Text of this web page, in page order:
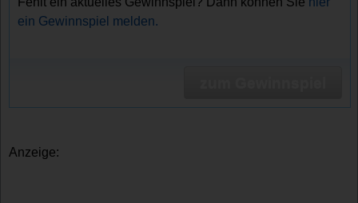
ein Gewinnspiel melden.
Anzeige: